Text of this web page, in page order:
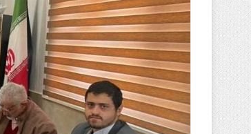
ه
ا
ی
م
ی
ل